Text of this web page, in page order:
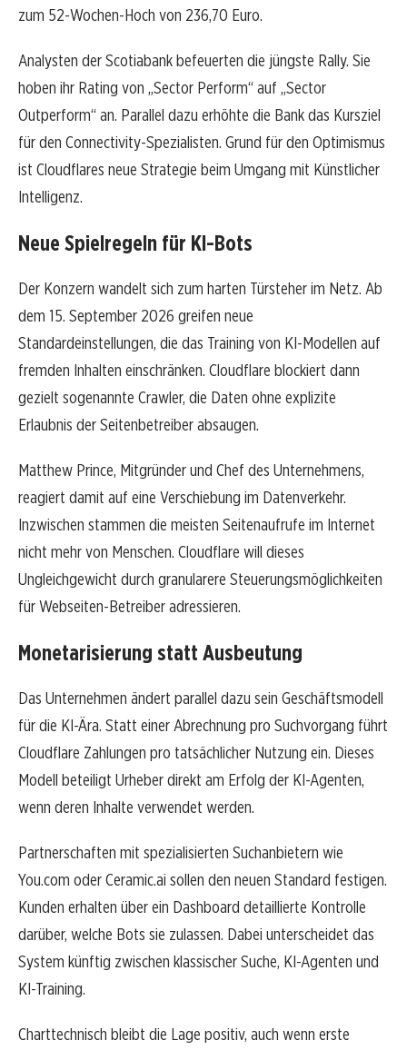
zum 52-Wochen-Hoch von 236,70 Euro.
Analysten der Scotiabank befeuerten die jüngste Rally. Sie
hoben ihr Rating von „Sector Perform“ auf „Sector
Outperform“ an. Parallel dazu erhöhte die Bank das Kursziel
für den Connectivity-Spezialisten. Grund für den Optimismus
ist Cloudflares neue Strategie beim Umgang mit Künstlicher
Intelligenz.
Neue Spielregeln für KI-Bots
Der Konzern wandelt sich zum harten Türsteher im Netz. Ab
dem 15. September 2026 greifen neue
Standardeinstellungen, die das Training von KI-Modellen auf
fremden Inhalten einschränken. Cloudflare blockiert dann
gezielt sogenannte Crawler, die Daten ohne explizite
Erlaubnis der Seitenbetreiber absaugen.
Matthew Prince, Mitgründer und Chef des Unternehmens,
reagiert damit auf eine Verschiebung im Datenverkehr.
Inzwischen stammen die meisten Seitenaufrufe im Internet
nicht mehr von Menschen. Cloudflare will dieses
Ungleichgewicht durch granularere Steuerungsmöglichkeiten
für Webseiten-Betreiber adressieren.
Monetarisierung statt Ausbeutung
Das Unternehmen ändert parallel dazu sein Geschäftsmodell
für die KI-Ära. Statt einer Abrechnung pro Suchvorgang führt
Cloudflare Zahlungen pro tatsächlicher Nutzung ein. Dieses
Modell beteiligt Urheber direkt am Erfolg der KI-Agenten,
wenn deren Inhalte verwendet werden.
Partnerschaften mit spezialisierten Suchanbietern wie
You.com oder Ceramic.ai sollen den neuen Standard festigen.
Kunden erhalten über ein Dashboard detaillierte Kontrolle
darüber, welche Bots sie zulassen. Dabei unterscheidet das
System künftig zwischen klassischer Suche, KI-Agenten und
KI-Training.
Charttechnisch bleibt die Lage positiv, auch wenn erste